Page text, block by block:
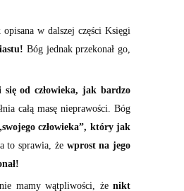
w dalszej części Księgi
Bóg jednak przekonał go,
od człowieka, jak bardzo
całą masę nieprawości. Bóg
człowieka”, który jak
to sprawia, że wprost na jego
mamy wątpliwości, że nikt